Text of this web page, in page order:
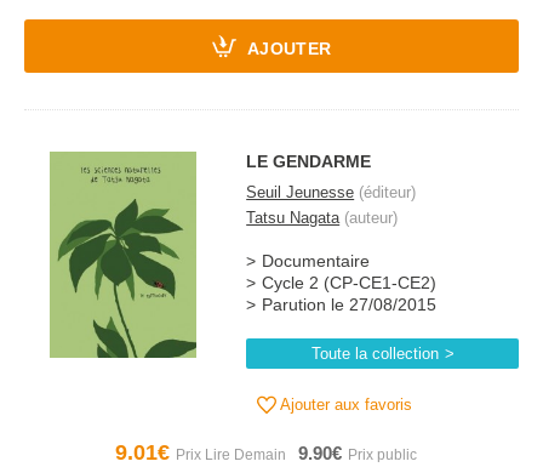
AJOUTER
LE GENDARME
Seuil Jeunesse (éditeur)
Tatsu Nagata(auteur)
Documentaire
Cycle 2 (CP-CE1-CE2)
Parution le 27/08/2015
Toute la collection
Ajouter aux favoris
9.01€ 9.90€